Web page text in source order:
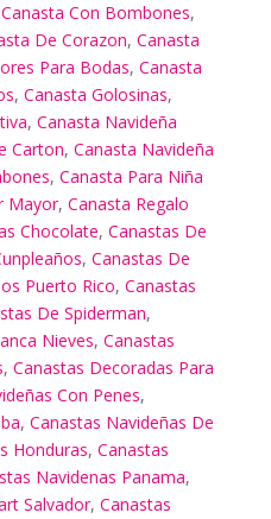
Canasta Con Bombones,
De Corazon, Canasta
Para Bodas, Canasta
, Canasta Golosinas,
, Canasta Navideña
Carton, Canasta Navideña
, Canasta Para Niña
Mayor, Canasta Regalo
Chocolate, Canastas De
, Canastas De
Puerto Rico, Canastas
De Spiderman,
Nieves, Canastas
, Canastas Decoradas Para
Con Penes,
, Canastas Navideñas De
Honduras, Canastas
Navidenas Panama,
Salvador, Canastas